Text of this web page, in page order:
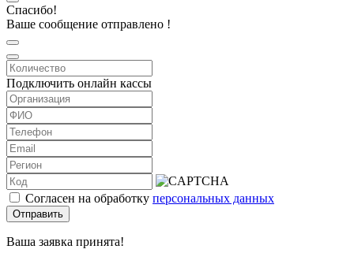
Спасибо!
Ваше сообщение отправлено !
Подключить онлайн кассы
Согласен на обработку персональных данных
Отправить
Ваша заявка принята!